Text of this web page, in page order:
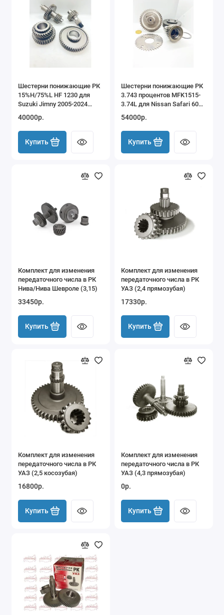
Шестерни понижающие РК
15%H/75%L HF 1230 для
Suzuki Jimny 2005-2024
40000р.
Купить
Шестерни понижающие РК
3.743 процентов MFK1515-
3.74L для Nissan Safari 60
54000р.
Купить
Комплект для изменения
передаточного числа в РК
Нива/Нива Шевроле (3,15)
33450р.
Купить
Комплект для изменения
передаточного числа в РК
УАЗ (2,4 прямозубая)
17330р.
Купить
Комплект для изменения
передаточного числа в РК
УАЗ (2,5 косозубая)
16800р.
Купить
Комплект для изменения
передаточного числа в РК
УАЗ (4,3 прямозубая)
0р.
Купить